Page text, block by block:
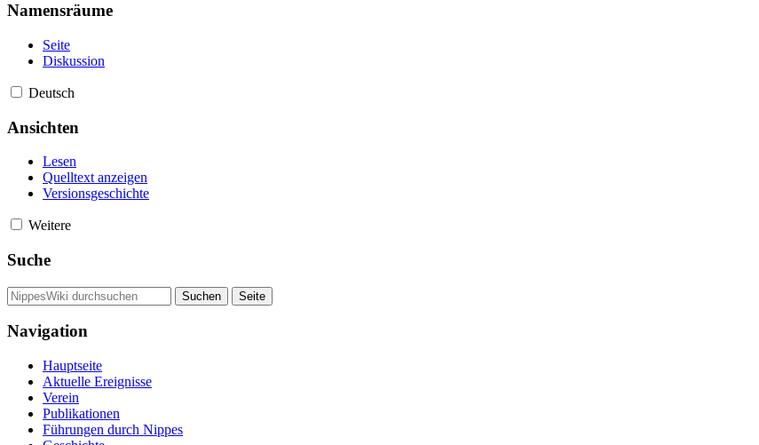
Namensräume
Seite
Diskussion
Deutsch
Ansichten
Lesen
Quelltext anzeigen
Versionsgeschichte
Weitere
Suche
Navigation
Hauptseite
Aktuelle Ereignisse
Verein
Publikationen
Führungen durch Nippes